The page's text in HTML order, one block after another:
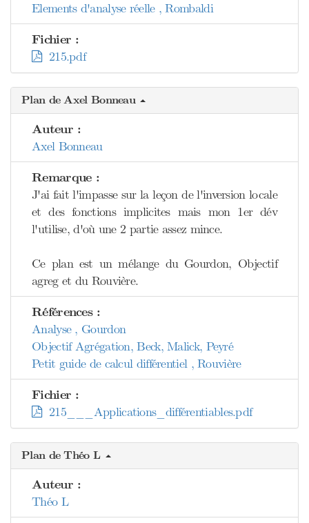
Elements d'analyse réelle , Rombaldi
Fichier :
215.pdf
Plan de Axel Bonneau
Auteur :
Axel Bonneau
Remarque :
J'ai fait l'impasse sur la leçon de l'inversion locale
et des fonctions implicites mais mon 1er dév
l'utilise, d'où une 2 partie assez mince.
Ce plan est un mélange du Gourdon, Objectif
agreg et du Rouvière.
Références :
Analyse , Gourdon
Objectif Agrégation, Beck, Malick, Peyré
Petit guide de calcul différentiel , Rouvière
Fichier :
215___Applications_différentiables.pdf
Plan de Théo L
Auteur :
Théo L